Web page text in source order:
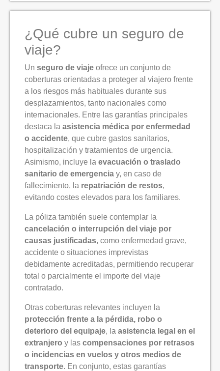
¿Qué cubre un seguro de
viaje?
Un seguro de viaje ofrece un conjunto de
coberturas orientadas a proteger al viajero frente
a los riesgos más habituales durante sus
desplazamientos, tanto nacionales como
internacionales. Entre las garantías principales
destaca la asistencia médica por enfermedad
o accidente, que cubre gastos sanitarios,
hospitalización y tratamientos de urgencia.
Asimismo, incluye la evacuación o traslado
sanitario de emergencia y, en caso de
fallecimiento, la repatriación de restos,
evitando costes elevados para los familiares.
La póliza también suele contemplar la
cancelación o interrupción del viaje por
causas justificadas, como enfermedad grave,
accidente o situaciones imprevistas
debidamente acreditadas, permitiendo recuperar
total o parcialmente el importe del viaje
contratado.
Otras coberturas relevantes incluyen la
protección frente a la pérdida, robo o
deterioro del equipaje, la asistencia legal en el
extranjero y las compensaciones por retrasos
o incidencias en vuelos y otros medios de
transporte. En conjunto, estas garantías